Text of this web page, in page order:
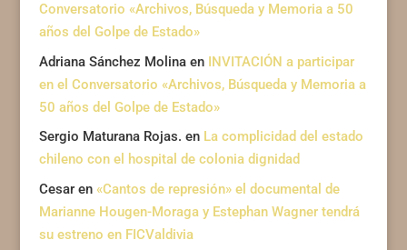
Conversatorio «Archivos, Búsqueda y Memoria a 50
años del Golpe de Estado»
Adriana Sánchez Molinaen INVITACIÓN a participar
en el Conversatorio «Archivos, Búsqueda y Memoria a
50 años del Golpe de Estado»
Sergio Maturana Rojas. en La complicidad del estado
chileno con el hospital de colonia dignidad
Cesaren «Cantos de represión» el documental de
Marianne Hougen-Moraga y Estephan Wagner tendrá
su estreno en FICValdivia